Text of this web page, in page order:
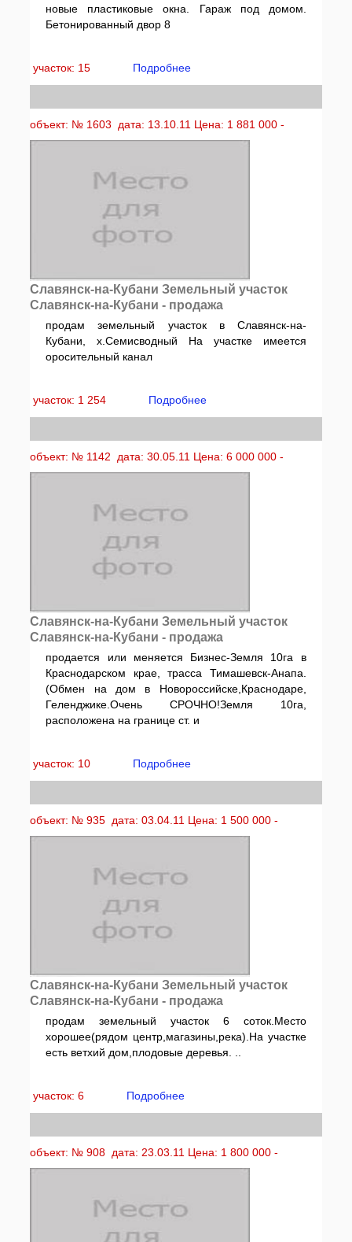
новые пластиковые окна. Гараж под домом.
Бетонированный двор 8
участок: 15 Подробнее
объект: № 1603 дата: 13.10.11 Цена: 1 881 000 -
Славянск-на-Кубани Земельный участок
Славянск-на-Кубани - продажа
продам земельный участок в Славянск-на-
Кубани, х.Семисводный На участке имеется
оросительный канал
участок: 1 254 Подробнее
объект: № 1142 дата: 30.05.11 Цена: 6 000 000 -
Славянск-на-Кубани Земельный участок
Славянск-на-Кубани - продажа
продается или меняется Бизнес-Земля 10га в
Краснодарском крае, трасса Тимашевск-Анапа.
(Обмен на дом в Новороссийске,Краснодаре,
Геленджике.Очень СРОЧНО!Земля 10га,
расположена на границе ст. и
участок: 10 Подробнее
объект: № 935 дата: 03.04.11 Цена: 1 500 000 -
Славянск-на-Кубани Земельный участок
Славянск-на-Кубани - продажа
продам земельный участок 6 соток.Место
хорошее(рядом центр,магазины,река).На участке
есть ветхий дом,плодовые деревья. ..
участок: 6 Подробнее
объект: № 908 дата: 23.03.11 Цена: 1 800 000 -